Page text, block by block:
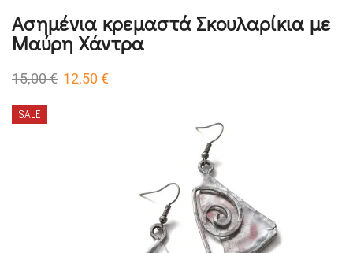
Ασημένια κρεμαστά Σκουλαρίκια με
Μαύρη Χάντρα
15,00€ 12,50 €
SALE